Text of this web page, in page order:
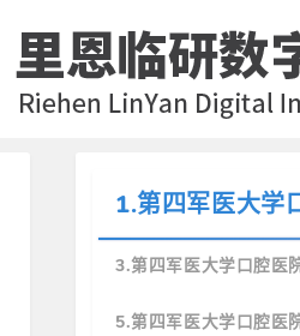
1.第四军医大学
3.第四军医大学口腔医
5.第四军医大学口腔医